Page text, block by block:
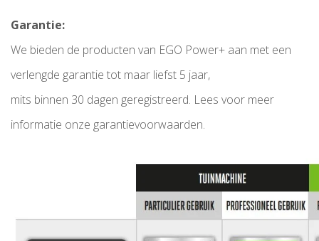
Garantie:
We bieden de producten van EGO Power+ aan met een
verlengde garantie tot maar liefst 5 jaar,
mits binnen 30 dagen geregistreerd. Lees voor meer
informatie onze garantievoorwaarden.